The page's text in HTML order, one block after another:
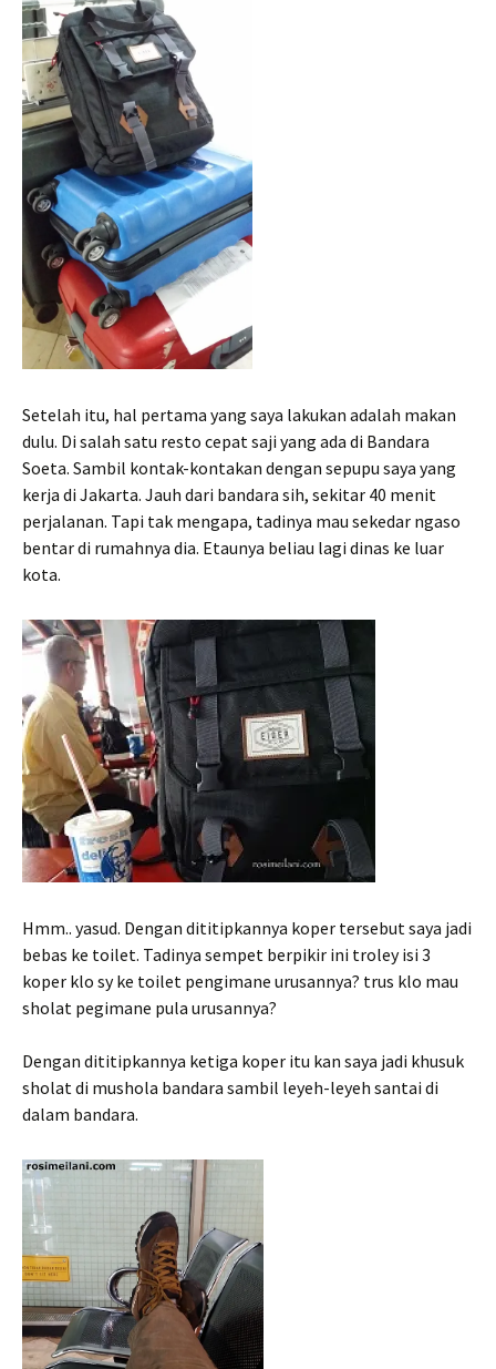
Setelah itu, hal pertama yang saya lakukan adalah makan
dulu. Di salah satu resto cepat saji yang ada di Bandara
Soeta. Sambil kontak-kontakan dengan sepupu saya yang
kerja di Jakarta. Jauh dari bandara sih, sekitar 40 menit
perjalanan. Tapi tak mengapa, tadinya mau sekedar ngaso
bentar di rumahnya dia. Etaunya beliau lagi dinas ke luar
kota.
Hmm.. yasud. Dengan dititipkannya koper tersebut saya jadi
bebas ke toilet. Tadinya sempet berpikir ini troley isi 3
koper klo sy ke toilet pengimane urusannya? trus klo mau
sholat pegimane pula urusannya?
Dengan dititipkannya ketiga koper itu kan saya jadi khusuk
sholat di mushola bandara sambil leyeh-leyeh santai di
dalam bandara.